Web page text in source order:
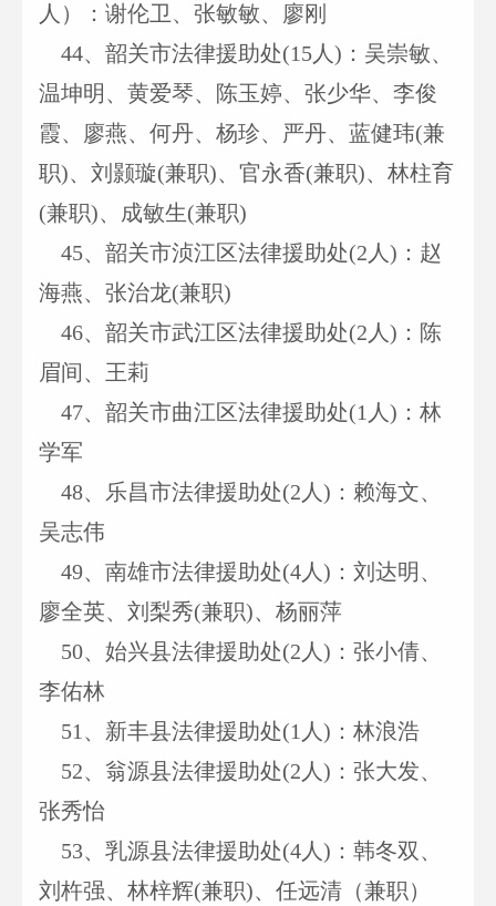
人）：谢伦卫、张敏敏、廖刚
44、韶关市法律援助处(15人)：吴崇敏、
温坤明、黄爱琴、陈玉婷、张少华、李俊
霞、廖燕、何丹、杨珍、严丹、蓝健玮(兼
职)、刘颢璇(兼职)、官永香(兼职)、林柱育
(兼职)、成敏生(兼职)
45、韶关市浈江区法律援助处(2人)：赵
海燕、张治龙(兼职)
46、韶关市武江区法律援助处(2人)：陈
眉间、王莉
47、韶关市曲江区法律援助处(1人)：林
学军
48、乐昌市法律援助处(2人)：赖海文、
吴志伟
49、南雄市法律援助处(4人)：刘达明、
廖全英、刘梨秀(兼职)、杨丽萍
50、始兴县法律援助处(2人)：张小倩、
李佑林
51 、新丰县法律援助处(1人)：林浪浩
52、翁源县法律援助处(2人)：张大发、
张秀怡
53、乳源县法律援助处(4人)：韩冬双、
刘杵强、林梓辉(兼职)、任远清（兼职）